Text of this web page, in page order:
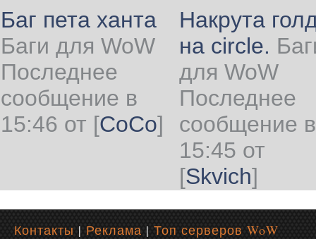
Баг пета ханта
Баги для WoW
Последнее
сообщение в
15:46 от [CoCo]
Накрута
на circle.
для WoW
Последнее
сообщение в
15:45 от
[Skvich]
Контакты | Реклама | Топ серверов WoW